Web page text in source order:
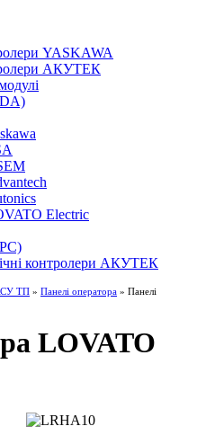
YASKAWA
АКУТЕК
Electric
контролери АКУТЕК
ТП » Панелі оператора » Панелі
LOVATO